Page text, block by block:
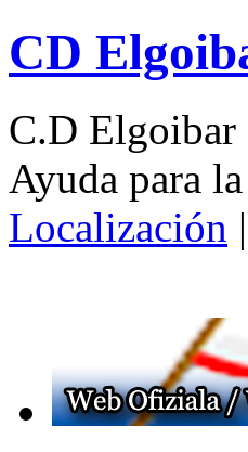
CD
C.D Elgoibar
Ayuda para
Localización